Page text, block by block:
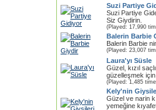
Suzi Partiye
Suzi Partiye
Siz Giydirin.
(Played: 17,990
Balerin Barbie
Balerin Barbie
(Played: 23,007
Laura'yı Süsle
Güzel, kızıl
güzelleşmek
(Played: 1,485
Kely'nin
Güzel ve narin
yemeğine